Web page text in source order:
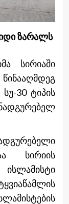
ზარალს
სირიაში
30 ტიპის
სირიის